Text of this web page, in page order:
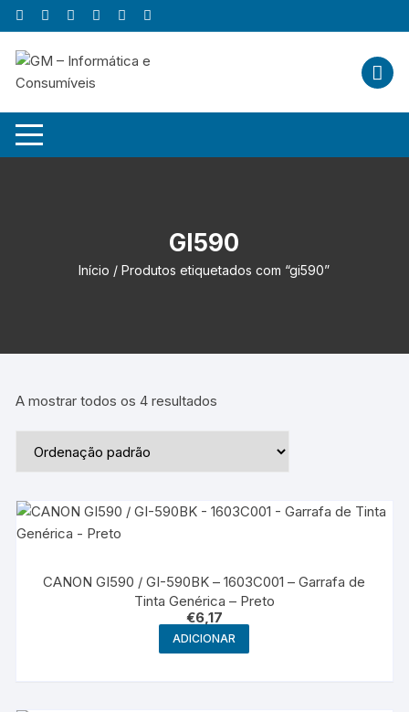
Skip
to
content
GI590
Início / Produtos etiquetados com “gi590”
A mostrar todos os 4 resultados
CANON GI590 / GI-590BK – 1603C001 – Garrafa de
Tinta Genérica – Preto
€6,17
ADICIONAR